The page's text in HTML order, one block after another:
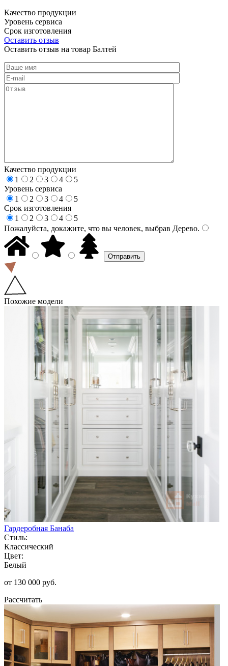
Качество продукции
Уровень сервиса
Срок изготовления
Оставить отзыв
Оставить отзыв на товар Балтей
Качество продукции
1
2 3 4
5
Уровень сервиса
1
2 3 4
5
Срок изготовления
1
2 3 4
5
Пожалуйста, докажите, что вы человек, выбрав Дерево.
Похожие модели
Гардеробная Банаба
Стиль:
Классический
Цвет:
Белый
от 130 000 руб.
Рассчитать